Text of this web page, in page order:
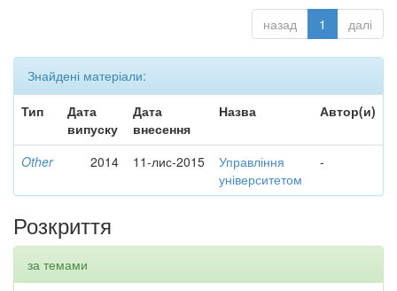
назад 1 далі
Знайдені матеріали:
Тип
Дата
випуску
Дата
внесення
Назва Автор(и)
Other 2014 11-лис-2015
Управління
університетом
-
Розкриття
за темами